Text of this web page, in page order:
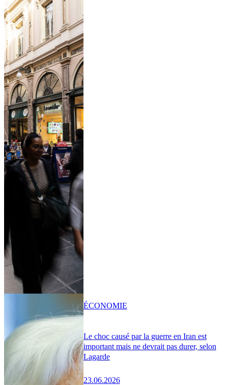
Le choc causé par la guerre en Iran est
important mais ne devrait pas durer, selon
Lagarde
23.06.2026
ÉCONOMIE